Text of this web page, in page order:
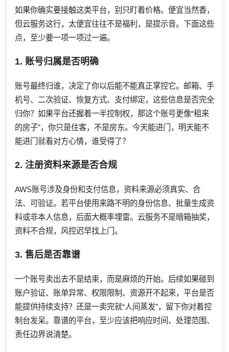
如果你确实要接触这类平台，别只盯着价格。便宜当然香，
但云服务这行，太便宜往往不是福利，是提示音。下面这些
点，至少要一项一项过一遍。
1. 账号归属是否明确
账号最终归谁，决定了你以后能不能真正掌控它。邮箱、手
机号、二次验证、恢复方式、支付绑定，这些信息是否完全
归你？如果平台还握着一半控制权，那这个账号更像“租来
的房子”，你只是住客，不是房东。今天能进门，明天能不
能进门就看对方心情，谁受得了？
2. 注册资料来源是否合规
AWS账号涉及身份和支付信息，资料来源必须真实、合
法、可验证。若平台使用来路不明的身份信息、批量生成资
料或非本人信息，后面大概率埋雷。云服务不是暗箱抽奖，
资料不合规，风控迟早找上门。
3. 售后是否靠谱
一个账号卖出去不是结束，而是麻烦的开始。后续如果碰到
账户验证、账单异常、权限限制、资源开不起来，平台是否
能提供持续支持？还是一卖完就“人间蒸发”，留下你对着控
制台发呆。靠谱的平台，至少应该把响应时间、处理范围、
责任边界说清楚。